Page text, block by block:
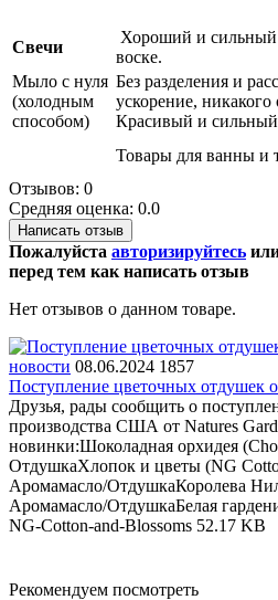
Свечи
Хороший и сильный
воске.
Мыло с нуля
(холодным
способом)
Без разделения и
ускорение, никакого
Красивый и сильный
Товары для ванны и
Отзывов: 0
Средняя оценка: 0.0
Написать отзыв
Пожалуйста авторизируйтесь
перед тем как написать отзыв
Нет отзывов о данном товаре.
новости 08.06.2024 1857
Поступление цветочных отдушек
Друзья, рады сообщить о
производства США от Natures
новинки:Шоколадная орхидея
ОтдушкаХлопок и цветы (NG
Аромамасло/ОтдушкаКоролева
Аромамасло/ОтдушкаБелая
NG-Cotton-and-Blossoms 52.17 KB
Рекомендуем посмотреть